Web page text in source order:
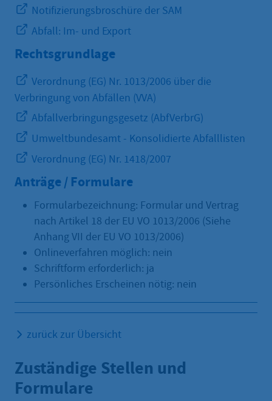
Notifizierungsbroschüre der SAM
Abfall: Im- und Export
Rechtsgrundlage
Verordnung (EG) Nr. 1013/2006 über die
Verbringung von Abfällen (VVA)
Abfallverbringungsgesetz (AbfVerbrG)
Umweltbundesamt - Konsolidierte Abfalllisten
Verordnung (EG) Nr. 1418/2007
Anträge / Formulare
Formularbezeichnung: Formular und Vertrag
nach Artikel 18 der EU VO 1013/2006 (Siehe
Anhang VII der EU VO 1013/2006)
Onlineverfahren möglich: nein
Schriftform erforderlich: ja
Persönliches Erscheinen nötig: nein
zurück zur Übersicht
Zuständige Stellen und
Formulare